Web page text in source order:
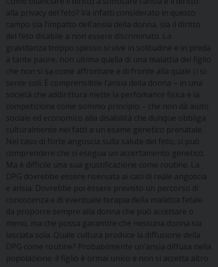
alla privacy del feto? Va infatti considerato in questo
campo sia l’impatto dell’ansia della donna, sia il diritto
del feto disabile a non essere discriminato. La
gravidanza troppo spesso si vive in solitudine e in preda
a tante paure, non ultima quella di una malattia del figlio
che non si sa come affrontare e di fronte alla quale ci si
sente soli. È comprensibile l’ansia della donna – in una
società che addirittura mette la perfomance fisica e la
competizione come sommo principio – che non dà aiuto
sociale ed economico alla disabilità che dunque obbliga
culturalmente nei fatti a un esame genetico prenatale.
Nel caso di forte angoscia sulla salute del feto, si può
comprendere che si esegua un accertamento genetico.
Ma è difficile una sua giustificazione come routine. La
DPG dovrebbe essere riservata ai casi di reale angoscia
e ansia. Dovrebbe poi essere previsto un percorso di
conoscenza e di eventuale terapia della malattia fetale
da proporre sempre alla donna che può accettare o
meno, ma che possa garantire che nessuna donna sia
lasciata sola. Quale cultura produce la diffusione della
DPG come routine? Probabilmente un’ansia diffusa nella
popolazione: il figlio è ormai unico e non si accetta altro